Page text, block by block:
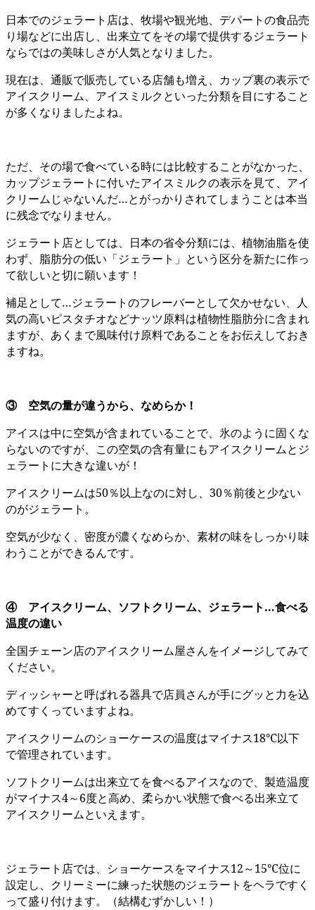
日本でのジェラート店は、牧場や観光地、デパートの食品売
り場などに出店し、出来立てをその場で提供するジェラート
ならではの美味しさが人気となりました。
現在は、通販で販売している店舗も増え、カップ裏の表示で
アイスクリーム、アイスミルクといった分類を目にすること
が多くなりましたよね。
ただ、その場で食べている時には比較することがなかった、
カップジェラートに付いたアイスミルクの表示を見て、アイ
クリームじゃないんだ…とがっかりされてしまうことは本当
に残念でなりません。
ジェラート店としては、日本の省令分類には、植物油脂を使
わず、脂肪分の低い「ジェラート」という区分を新たに作っ
て欲しいと切に願います！
補足として…ジェラートのフレーバーとして欠かせない、人
気の高いピスタチオなどナッツ原料は植物性脂肪分に含まれ
ますが、あくまで風味付け原料であることをお伝えしておき
ますね。
③ 空気の量が違うから、なめらか！
アイスは中に空気が含まれていることで、氷のように固くな
らないのですが、この空気の含有量にもアイスクリームとジ
ェラートに大きな違いが！
アイスクリームは50％以上なのに対し、30％前後と少ない
のがジェラート。
空気が少なく、密度が濃くなめらか、素材の味をしっかり味
わうことができるんです。
④ アイスクリーム、ソフトクリーム、ジェラート…食べる
温度の違い
全国チェーン店のアイスクリーム屋さんをイメージしてみて
ください。
ディッシャーと呼ばれる器具で店員さんが手にグッと力を込
めてすくっていますよね。
アイスクリームのショーケースの温度はマイナス18℃以下
で管理されています。
ソフトクリームは出来立てを食べるアイスなので、製造温度
がマイナス4～6度と高め、柔らかい状態で食べる出来立て
アイスクリームといえます。
ジェラート店では、ショーケースをマイナス12～15℃位に
設定し、クリーミーに練った状態のジェラートをヘラですく
って盛り付けます。（結構むずかしい！）